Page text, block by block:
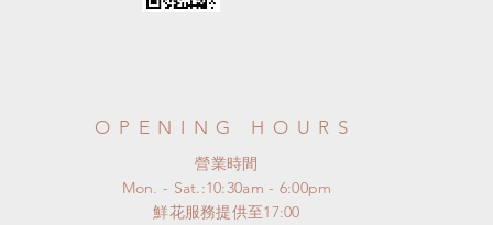
OPENING HOURS
​營業時間
Mon. - Sat.:10:30am - 6:00pm
​鮮花服務提供至17:00